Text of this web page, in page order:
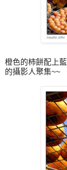
橙色的柿餅配上
的攝影人聚集~~